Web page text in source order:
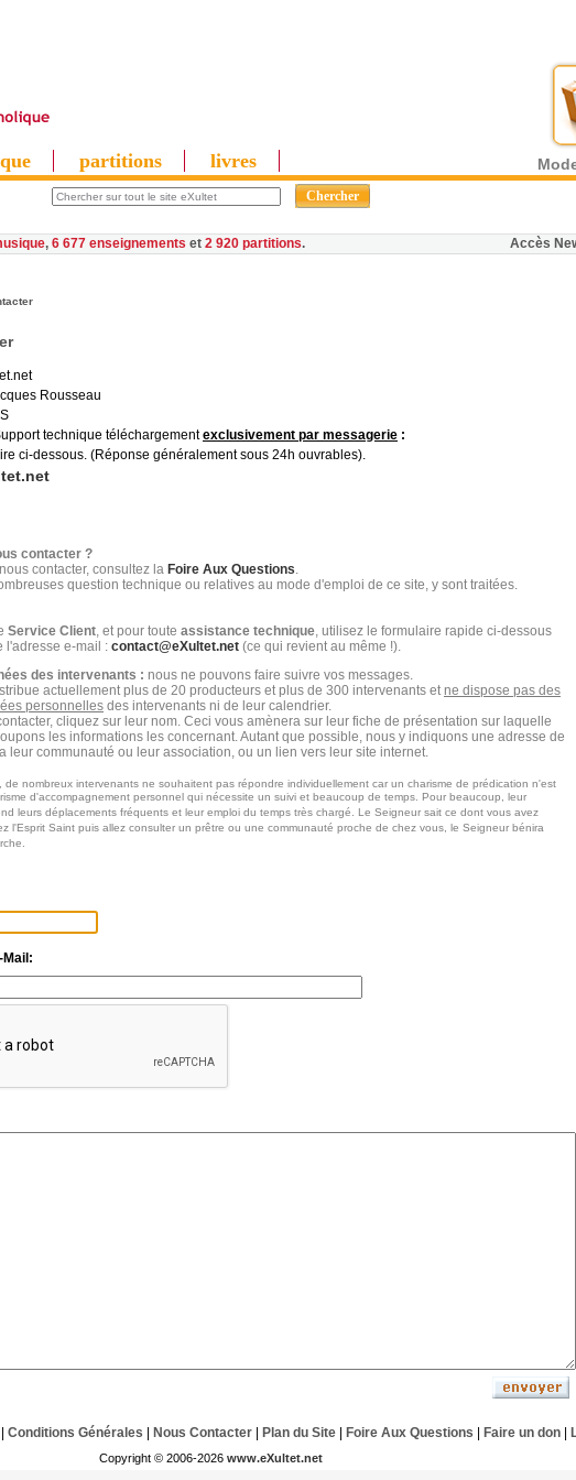
partitions livres
, 6 677 enseignements et 2 920 partitions. Accès
Rousseau
technique téléchargementexclusivement par messagerie :
ci-dessous. (Réponse généralement sous 24h ouvrables).
contacter ?
contacter, consultez la Foire Aux Questions.
question technique ou relatives au mode d'emploi de ce site, y sont traitées.
Service Client, et pour toute assistance technique, utilisez le formulaire rapide ci-dessous
l'adresse e-mail : contact@eXultet.net (ce qui revient au même !).
des intervenants : nous ne pouvons faire suivre vos messages.
actuellement plus de 20 producteurs et plus de 300 intervenants etne dispose pas des
personnelles des intervenants ni de leur calendrier.
cliquez sur leur nom. Ceci vous amènera sur leur fiche de présentation sur laquelle
les informations les concernant. Autant que possible, nous y indiquons une adresse de
leur communauté ou leur association, ou un lien vers leur site internet.
de nombreux intervenants ne souhaitent pas répondre individuellement car un charisme de prédication n'est
d'accompagnement personnel qui nécessite un suivi et beaucoup de temps. Pour beaucoup, leur
leurs déplacements fréquents et leur emploi du temps très chargé. Le Seigneur sait ce dont vous avez
l'Esprit Saint puis allez consulter un prêtre ou une communauté proche de chez vous, le Seigneur bénira
Conditions Générales Nous Contacter| Plan du Site| Foire Aux Questions Faire un don|
Copyright © 2006-2026 www.eXultet.net